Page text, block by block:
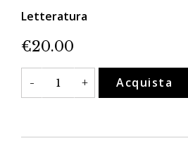
Letteratura
€20.00
-
Cesare
Pavese
e
per
+ Acquista